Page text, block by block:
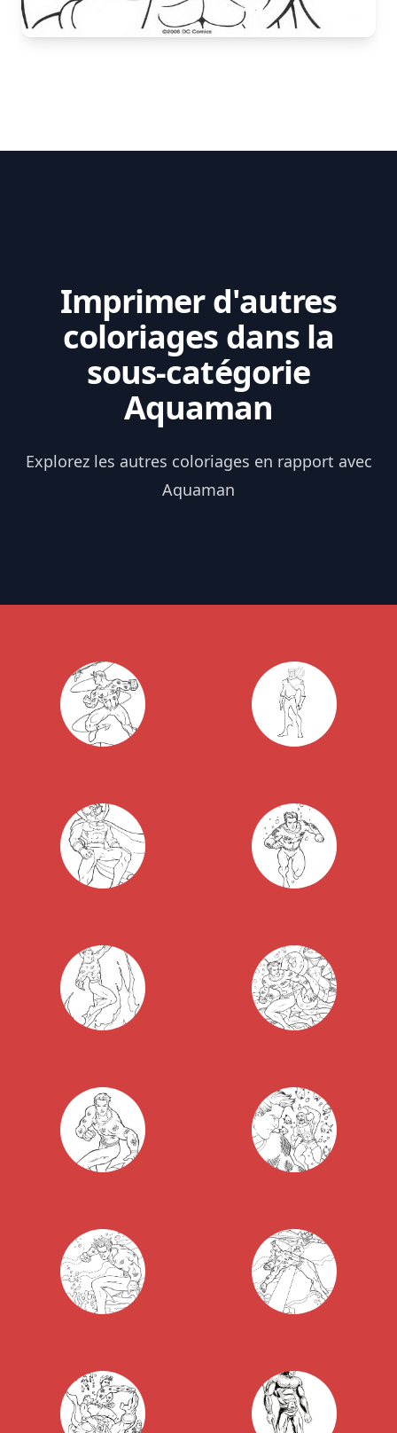
Imprimer d'autres
coloriages dans la
sous-catégorie
Aquaman
Explorez les autres coloriages en rapport avec
Aquaman